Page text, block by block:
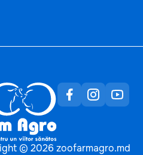
© 2026 zoofarmagro.md